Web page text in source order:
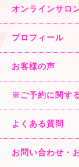
オンラインサロ
プロフィール
お客様の声
※ご予約に関す
よくある質問
お問い合わせ・